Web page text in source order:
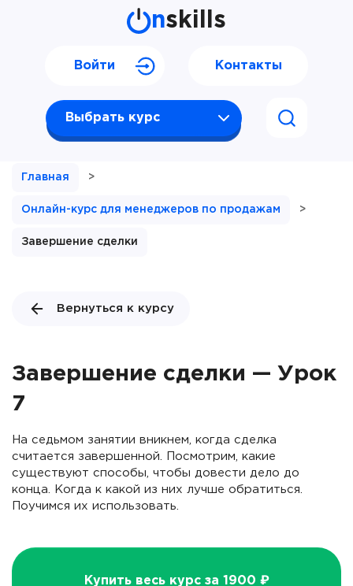
nskills
Выбрать курс
Войти Контакты
Главная >
Онлайн-курс для менеджеров по продажам >
Завершение сделки
Вернуться к курсу
Завершение сделки — Урок
7
На седьмом занятии вникнем, когда сделка
считается завершенной. Посмотрим, какие
существуют способы, чтобы довести дело до
конца. Когда к какой из них лучше обратиться.
Поучимся их использовать.
Купить весь курс за 1900 ₽